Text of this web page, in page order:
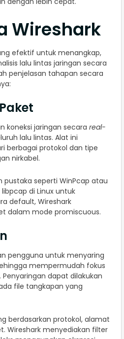
Wireshark
efektif untuk menangkap,
lalu lintas jaringan secara
penjelasan tahapan secara
koneksi jaringan secara real-
lalu lintas. Alat ini
berbagai protokol dan tipe
nirkabel.
pustaka seperti WinPcap atau
di Linux untuk
default, Wireshark
dalam mode promiscuous.
pengguna untuk menyaring
mempermudah fokus
dapat dilakukan
file tangkapan yang
berdasarkan protokol, alamat
Wireshark menyediakan filter